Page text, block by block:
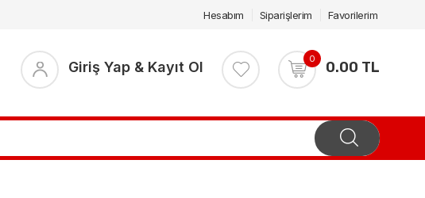
Hesabım Siparişlerim Favorilerim
Giriş Yap & Kayıt Ol 0 0.00 TL